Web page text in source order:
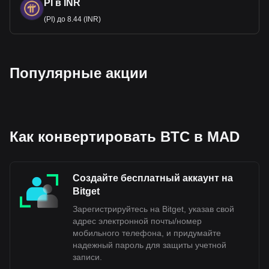
в национальную экономику и поддерживают
стабильность валюты.
биткоина — BTC. Используйте криптовалютный
PI в INR
(PI) до 8.44 (INR)
Популярные акции
Как конвертировать BTC в MAD
Создайте бесплатный аккаунт на
Bitget
Зарегистрируйтесь на Bitget, указав свой
адрес электронной почты/номер
мобильного телефона, и придумайте
надежный пароль для защиты учетной
записи.